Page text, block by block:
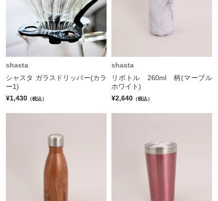
shasta
シャスタ ガラスドリッパー(カラ
ー1)
¥1,430 （税込）
shasta
リボトル 260ml 柄(マーブル
ホワイト)
¥2,640 （税込）